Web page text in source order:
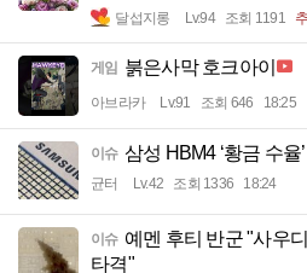
달섭지롱 Lv.94 조회 1191
게임 붉은사막 호크아이
아브라카 Lv.91 조회 646 18:25
이슈 삼성 HBM4 ‘황금 수
균터 Lv.42 조회 1336 18:24
이슈 예멘 후티 반군 "사우
타격"